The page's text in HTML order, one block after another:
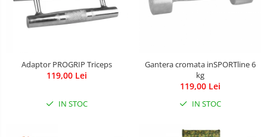
Adaptor PROGRIP Triceps
119,00 Lei
IN STOC
Gantera cromata inSPORTline 6
kg
119,00 Lei
IN STOC